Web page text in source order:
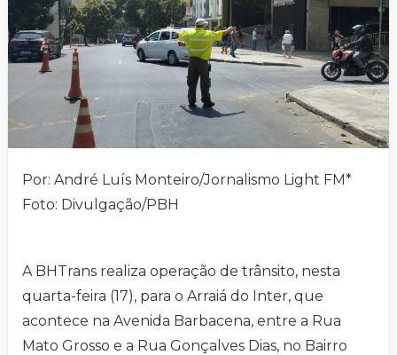
Por: André Luís Monteiro/Jornalismo Light FM*
Foto: Divulgação/PBH
A BHTrans realiza operação de trânsito, nesta
quarta-feira (17), para o Arraiá do Inter, que
acontece na Avenida Barbacena, entre a Rua
Mato Grosso e a Rua Gonçalves Dias, no Bairro